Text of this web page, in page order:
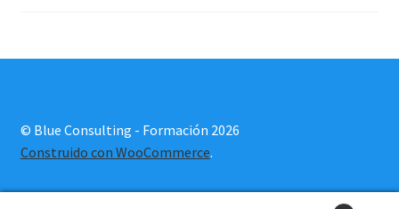
© Blue Consulting - Formación 2026
Construido con WooCommerce.